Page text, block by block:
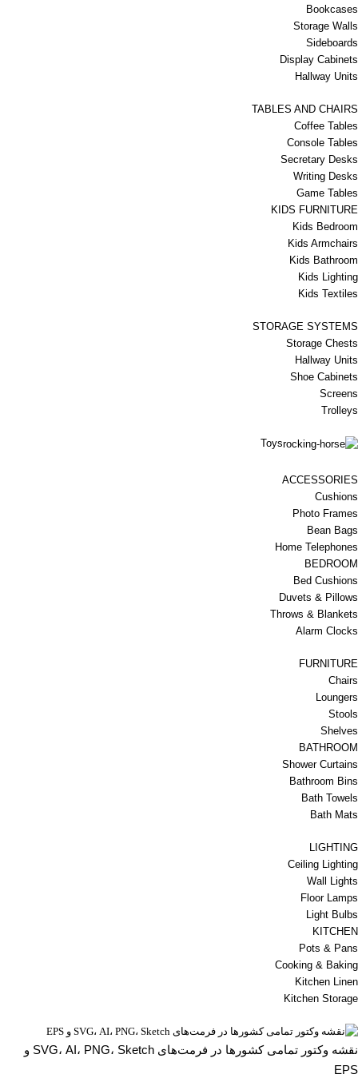
Bookcases
Storage Walls
Sideboards
Display Cabinets
Hallway Units
TABLES AND CHAIRS
Coffee Tables
Console Tables
Secretary Desks
Writing Desks
Game Tables
KIDS FURNITURE
Kids Bedroom
Kids Armchairs
Kids Bathroom
Kids Lighting
Kids Textiles
STORAGE SYSTEMS
Storage Chests
Hallway Units
Shoe Cabinets
Screens
Trolleys
Toys
ACCESSORIES
Cushions
Photo Frames
Bean Bags
Home Telephones
BEDROOM
Bed Cushions
Duvets & Pillows
Throws & Blankets
Alarm Clocks
FURNITURE
Chairs
Loungers
Stools
Shelves
BATHROOM
Shower Curtains
Bathroom Bins
Bath Towels
Bath Mats
LIGHTING
Ceiling Lighting
Wall Lights
Floor Lamps
Light Bulbs
KITCHEN
Pots & Pans
Cooking & Baking
Kitchen Linen
Kitchen Storage
نقشه وکتور تمامی کشورها در فرمت‌های SVG، AI، PNG، Sketch و
EPS